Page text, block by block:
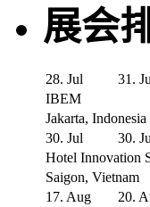
展会
28. Jul
31.
IBEM
Jakarta, Indonesia
30. Jul
30.
Hotel Innovation
Saigon, Vietnam
17. Aug
20.